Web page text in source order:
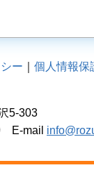
ー 個人情報保
5-303
E-mail